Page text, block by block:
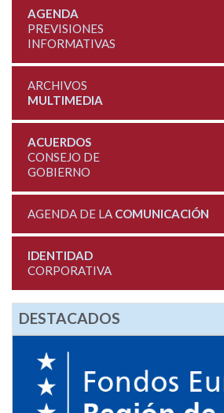
AGENDA
PREVISIONES
INFORMATIVAS
ARCHIVOS
MULTIMEDIA
ACUERDOS
CONSEJO DE
GOBIERNO
AGENDA DE LA COMUNICACIÓN
IDENTIDAD
CORPORATIVA
DESTACADOS